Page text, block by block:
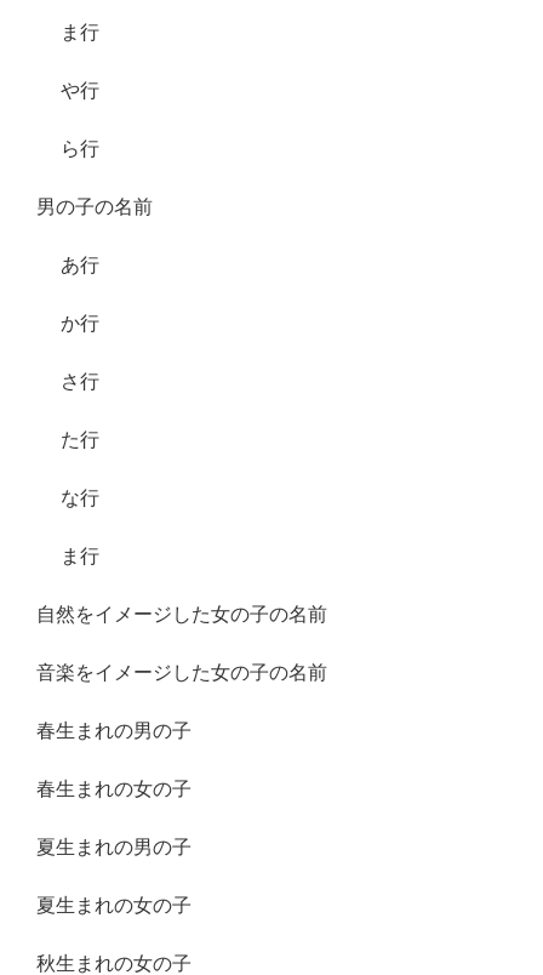
ま行
や行
ら行
男の子の名前
あ行
か行
さ行
た行
な行
ま行
自然をイメージした女の子の名前
音楽をイメージした女の子の名前
春生まれの男の子
春生まれの女の子
夏生まれの男の子
夏生まれの女の子
秋生まれの女の子